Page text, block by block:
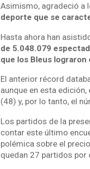
Asimismo, agradeció a
deporte que se
Hasta ahora han
de 5.048.079
que los Bleus lograron
El anterior récord
aunque en esta
(48) y, por lo tanto, el
Los partidos de la
contar este último
polémica sobre el
quedan 27 partidos por